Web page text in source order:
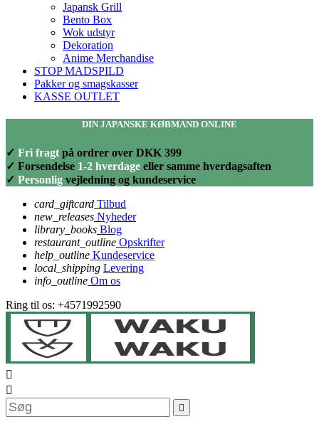
Japansk Grill
Bento Box
Wok udstyr
Dekoration
Anime Merchandise
STOP MADSPILD
Pakker og smagskasser
KASSE OUTLET
DIN JAPANSKE KØBMAND ONLINE
✓ Fri fragt på ordrer over DKK 399
✓ Forsendelse 1-2 hverdage eller samme hverdagsaften
✓ Personlig vejledning og kundeservice
card_giftcard Tilbud
new_releases Nyheder
library_books Blog
restaurant_outline Opskrifter
help_outline Kundeservice
local_shipping Levering
info_outline Om os
Ring til os: +4571992590


